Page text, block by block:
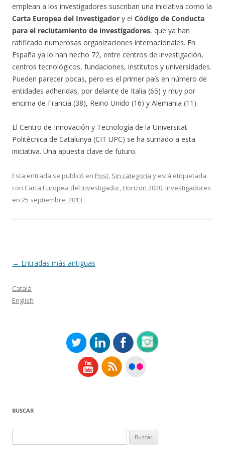
emplean a los investigadores suscriban una iniciativa como la
Carta Europea del Investigador y el Código de Conducta
para el reclutamiento de investigadores, que ya han
ratificado numerosas organizaciones internacionales. En
España ya lo han hecho 72, entre centros de investigación,
centros tecnológicos, fundaciones, institutos y universidades.
Pueden parecer pocas, pero es el primer país en número de
entidades adheridas, por delante de Italia (65) y muy por
encima de Francia (38), Reino Unido (16) y Alemania (11).
El Centro de Innovación y Tecnología de la Universitat
Politècnica de Catalunya (CIT UPC) se ha sumado a esta
iniciativa. Una apuesta clave de futuro.
Esta entrada se publicó en Post, Sin categoría y está etiquetada
con Carta Europea del Investigador, Horizon 2020, Investigadores
en 25 septiembre, 2013.
Navegación
entradas
← Entradas más antiguas
Català
English
BUSCAR